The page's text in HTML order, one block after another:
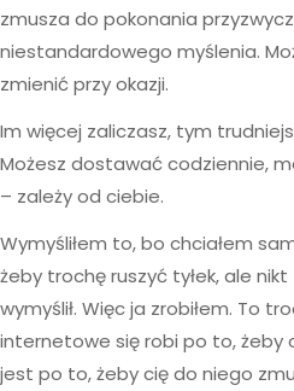
zmusza do pokonania
niestandardowego myślenia.
zmienić przy okazji.
Im więcej zaliczasz, tym
Możesz dostawać codziennie,
– zależy od ciebie.
Wymyśliłem to, bo chciałem
żeby trochę ruszyć tyłek, ale
wymyślił. Więc ja zrobiłem. To
internetowe się robi po to, żeby
jest po to, żeby cię do niego